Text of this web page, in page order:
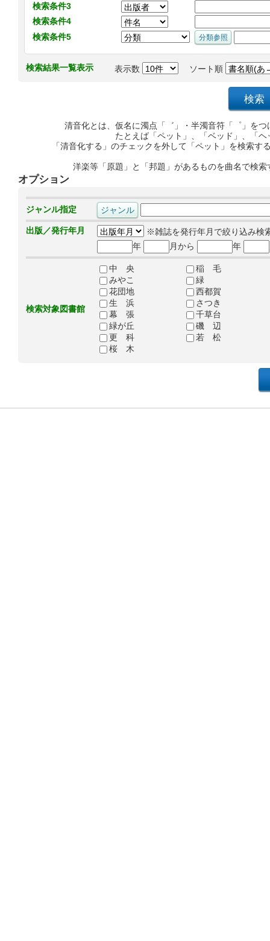
検索条件3
検索条件4
検索条件5
検索結果一覧表示 表示数 ソート順
清音化とは、仮名に濁点「゛」・半濁音符「゜」を
たとえば「ペット」、「ベッド」、「
「清音化する」のチェックを外して「ペット」を検索
洋楽等「原題」と「邦題」があるものを曲名で検
オプション
ジャンル指定
出版／発行年月
※雑誌を発行年月で絞り込み検
年
月から 年
検索対象図書館
中 央
稲 毛
みやこ
緑
花団地
西都賀
生 浜
さつき
幕 張
千草台
緑が丘
磯 辺
更 科
若 松
桜 木